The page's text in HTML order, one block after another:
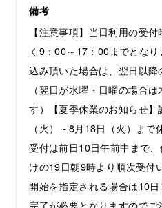
備考
【注意事項】当日利用の受
く9：00～17：00までとな
込み頂いた場合は、翌日以降
（翌日が水曜・日曜の場合
す）【夏季休業のお知らせ
（火）～8月18日（火）ま
受付は前日10日午前中まで
けの19日朝9時より順次受付
開始を指定される場合は10